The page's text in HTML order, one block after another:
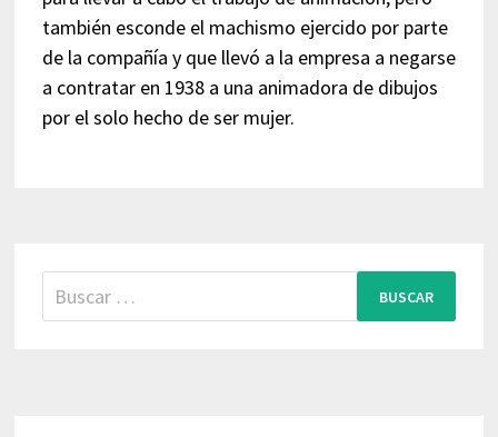
también esconde el machismo ejercido por parte
de la compañía y que llevó a la empresa a negarse
a contratar en 1938 a una animadora de dibujos
por el solo hecho de ser mujer.
Buscar: